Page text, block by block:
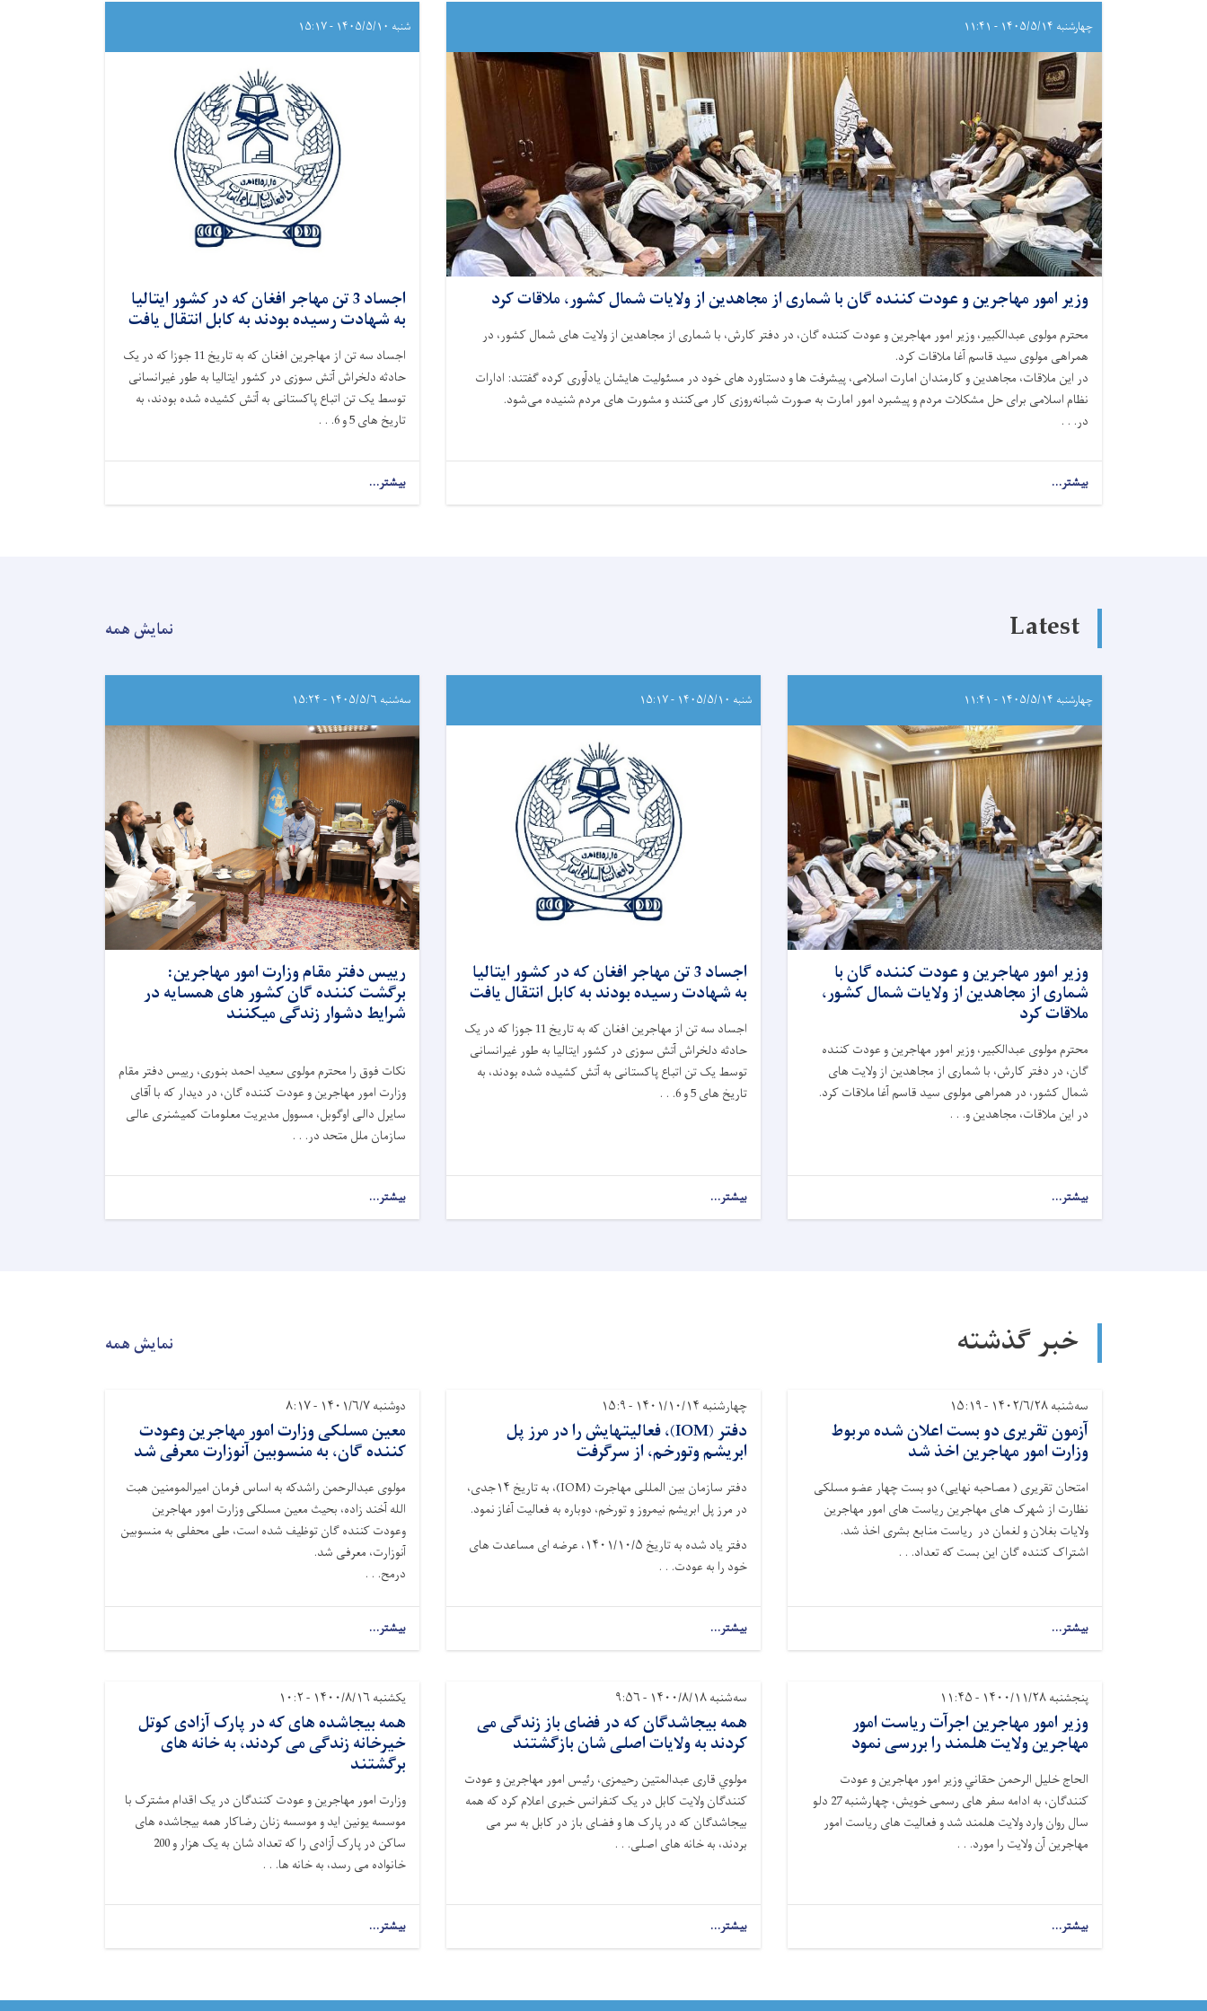
چهارشنبه ۱۴۰۵/۵/۱۴ - ۱۱:۴۱
وزیر امور مهاجرین و عودت کننده گان با شماری از مجاهدین از ولایات شمال کشور، ملاقات کرد
محترم مولوی عبدالکبیر، وزیر امور مهاجرین و عودت کننده گان، در دفتر کارش، با شماری از مجاهدین از ولایت ‌های شمال کشور، در
همراهی مولوی سید قاسم آغا ملاقات کرد.
در این ملاقات، مجاهدین و کارمندان امارت اسلامی، پیشرفت ‌ها و دستاورد های خود در مسئولیت‌ هایشان یادآوری کرده گفتند: ادارات
نظام اسلامی برای حل مشکلات مردم و پیشبرد امور امارت به صورت شبانه‌روزی کار می‌کنند و مشورت ‌های مردم شنیده می‌شود.
در. . .
بیشتر...
شنبه ۱۴۰۵/۵/۱۰ - ۱۵:۱۷
اجساد 3 تن مهاجر افغان که در کشور ایتالیا
به شهادت رسیده بودند به کابل انتقال یافت
اجساد سه تن از مهاجرین افغان که به تاریخ 11 جوزا که در یک
حادثه دلخراش آتش‌ سوزی در کشور ایتالیا به طور غیرانسانی
توسط یک تن اتباع پاکستانی به آتش کشیده شده بودند، به
تاریخ های 5 و 6. . .
بیشتر...
Latest نمایش همه
چهارشنبه ۱۴۰۵/۵/۱۴ - ۱۱:۴۱
وزیر امور مهاجرین و عودت کننده گان با
شماری از مجاهدین از ولایات شمال کشور،
ملاقات کرد
محترم مولوی عبدالکبیر، وزیر امور مهاجرین و عودت کننده
گان، در دفتر کارش، با شماری از مجاهدین از ولایت ‌های
شمال کشور، در همراهی مولوی سید قاسم آغا ملاقات کرد.
در این ملاقات، مجاهدین و. . .
بیشتر...
شنبه ۱۴۰۵/۵/۱۰ - ۱۵:۱۷
اجساد 3 تن مهاجر افغان که در کشور ایتالیا
به شهادت رسیده بودند به کابل انتقال یافت
اجساد سه تن از مهاجرین افغان که به تاریخ 11 جوزا که در یک
حادثه دلخراش آتش‌ سوزی در کشور ایتالیا به طور غیرانسانی
توسط یک تن اتباع پاکستانی به آتش کشیده شده بودند، به
تاریخ های 5 و 6. . .
بیشتر...
سه‌شنبه ۱۴۰۵/۵/۶ - ۱۵:۲۴
رییس دفتر مقام وزارت امور مهاجرین:
برگشت کننده گان کشور های همسایه در
شرایط دشوار زندگی میکنند
نکات فوق را محترم مولوی سعید احمد بنوری، رییس دفتر مقام
وزارت امور مهاجرین و عودت کننده گان، در دیدار که با آقای
سایرل دالی اوگوبل، مسوول مدیریت معلومات کمیشنری عالی
سازمان ملل متحد در. . .
بیشتر...
خبر گذشته نمایش همه
سه‌شنبه ۱۴۰۲/۶/۲۸ - ۱۵:۱۹
آزمون تقریری دو بست اعلان شده مربوط
وزارت امور مهاجرین اخذ شد
امتحان تقریری ( مصاحبه نهایی) دو بست چهار عضو مسلکی
نظارت از شهرک های مهاجرین ریاست های امور مهاجرین
ولایات بغلان و لغمان در ریاست منابع بشری اخذ شد.
اشتراک کننده گان این بست که تعداد. . .
بیشتر...
چهارشنبه ۱۴۰۱/۱۰/۱۴ - ۱۵:۹
دفتر (IOM)، فعالیتهایش را در مرز پل
ابریشم وتورخم، از سرگرفت
دفتر سازمان بین المللی مهاجرت (IOM)، به تاریخ ۱۴جدی،
در مرز پل ابریشم نیمروز و تورخم، دوباره به فعالیت آغاز نمود.
دفتر یاد شده به تاریخ ۱۴۰۱/۱۰/۵، عرضه ای مساعدت های
خود را به عودت. . .
بیشتر...
دوشنبه ۱۴۰۱/۶/۷ - ۸:۱۷
معین مسلکی وزارت امور مهاجرین وعودت
کننده گان، به منسوبین آنوزارت معرفی شد
مولوی عبدالرحمن راشدکه به اساس فرمان امیرالمومنین هبت
الله آخند زاده، بحیث معین مسلکی وزارت امور مهاجرین
وعودت کننده گان توظیف شده است، طی محفلی به منسوبین
آنوزارت، معرفی شد.
درمح. . .
بیشتر...
پنجشنبه ۱۴۰۰/۱۱/۲۸ - ۱۱:۴۵
وزیر امور مهاجرین اجرآت ریاست امور
مهاجرین ولایت هلمند را بررسی نمود
الحاج خليل الرحمن حقاني وزیر امور مهاجرین و عودت
کنندگان، به ادامه سفر های رسمی خویش، چهارشنبه 27 دلو
سال روان وارد ولایت هلمند شد و فعالیت های ریاست امور
مهاجرین آن ولایت را مورد. . .
بیشتر...
سه‌شنبه ۱۴۰۰/۸/۱۸ - ۹:۵۶
همه بیجاشدگان که در فضای باز زندگی می
کردند به ولایات اصلی شان بازگشتند
مولوي قاری عبدالمتین رحیمزی، رئیس امور مهاجرین و عودت
کنندگان ولایت کابل در یک کنفرانس خبری اعلام کرد که همه
بیجاشدگان که در پارک ها و فضای باز در کابل به سر می
بردند، به خانه های اصلی. . .
بیشتر...
یکشنبه ۱۴۰۰/۸/۱۶ - ۱۰:۲
همه بیجاشده های که در پارک آزادی کوتل
خیرخانه زندگی می کردند، به خانه های
برگشتند
وزارت امور مهاجرین و عودت کنندگان در یک اقدام مشترک با
موسسه یونین اید و موسسه زنان رضاکار همه بیجاشده های
ساکن در پارک آزادی را که تعداد شان به یک هزار و 200
خانواده می رسد، به خانه ها. . .
بیشتر...